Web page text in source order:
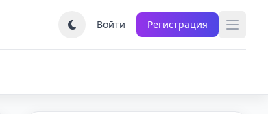
Войти Регистрация